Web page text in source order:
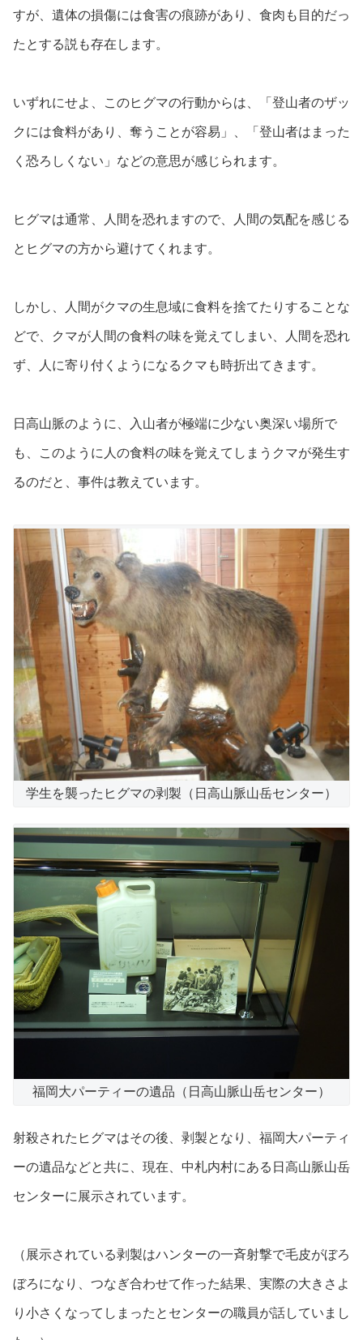
すが、遺体の損傷には食害の痕跡があり、食肉も目的だっ
たとする説も存在します。
いずれにせよ、このヒグマの行動からは、「登山者のザッ
クには食料があり、奪うことが容易」、「登山者はまった
く恐ろしくない」などの意思が感じられます。
ヒグマは通常、人間を恐れますので、人間の気配を感じる
とヒグマの方から避けてくれます。
しかし、人間がクマの生息域に食料を捨てたりすることな
どで、クマが人間の食料の味を覚えてしまい、人間を恐れ
ず、人に寄り付くようになるクマも時折出てきます。
日高山脈のように、入山者が極端に少ない奥深い場所で
も、このように人の食料の味を覚えてしまうクマが発生す
るのだと、事件は教えています。
学生を襲ったヒグマの剥製（日高山脈山岳センター）
福岡大パーティーの遺品（日高山脈山岳センター）
射殺されたヒグマはその後、剥製となり、福岡大パーティ
ーの遺品などと共に、現在、中札内村にある日高山脈山岳
センターに展示されています。
（展示されている剥製はハンターの一斉射撃で毛皮がぼろ
ぼろになり、つなぎ合わせて作った結果、実際の大きさよ
り小さくなってしまったとセンターの職員が話していまし